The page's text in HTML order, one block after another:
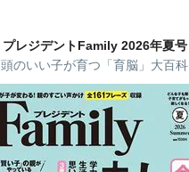
プレジデントFamily 2026年夏号
頭のいい子が育つ「育脳」大百科